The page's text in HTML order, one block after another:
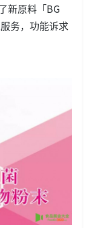
新原料「BG
务，功能诉求